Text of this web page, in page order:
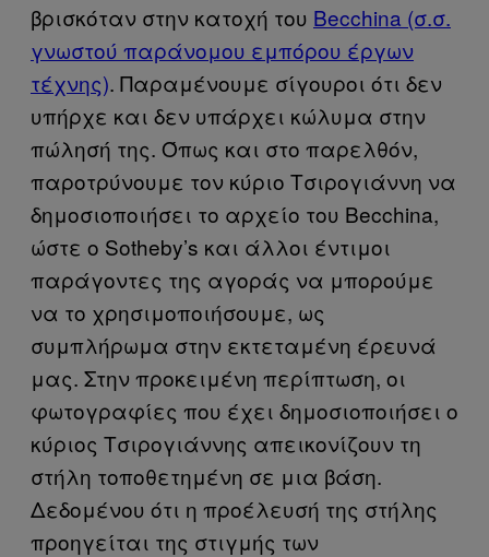
βρισκόταν στην κατοχή του Becchina (σ.σ.
γνωστού παράνομου εμπόρου έργων
τέχνης). Παραμένουμε σίγουροι ότι δεν
υπήρχε και δεν υπάρχει κώλυμα στην
πώλησή της. Όπως και στο παρελθόν,
παροτρύνουμε τον κύριο Τσιρογιάννη να
δημοσιοποιήσει το αρχείο του Becchina,
ώστε ο Sotheby’s και άλλοι έντιμοι
παράγοντες της αγοράς να μπορούμε
να το χρησιμοποιήσουμε, ως
συμπλήρωμα στην εκτεταμένη έρευνά
μας. Στην προκειμένη περίπτωση, οι
φωτογραφίες που έχει δημοσιοποιήσει ο
κύριος Τσιρογιάννης απεικονίζουν τη
στήλη τοποθετημένη σε μια βάση.
Δεδομένου ότι η προέλευσή της στήλης
προηγείται της στιγμής των